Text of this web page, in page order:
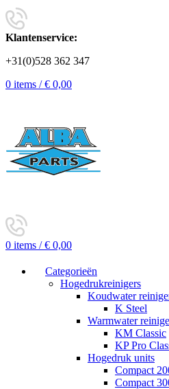
Klantenservice:
+31(0)528 362 347
0 items / € 0,00
0 items / € 0,00
Categorieën
Hogedrukreinigers
Koudwater
K Steel
Warmwater
KM Classic
KP Pro
Hogedruk units
Compact
Compact